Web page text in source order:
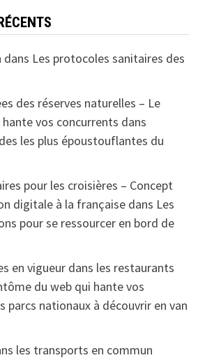
dans Les protocoles sanitaires des
des réserves naturelles – Le
vos concurrents dans
les plus époustouflantes du
pour les croisières – Concept
digitale à la françaisedans Les
pour se ressourcer en bord de
en vigueur dans les restaurants
du web qui hante vos
parcs nationaux à découvrir en van
les transports en commun